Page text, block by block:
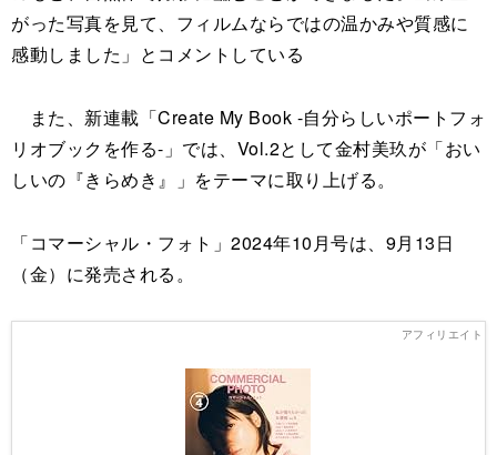
がった写真を見て、フィルムならではの温かみや質感に
感動しました」とコメントしている
また、新連載「Create My Book -自分らしいポートフォ
リオブックを作る-」では、Vol.2として金村美玖が「おい
しいの『きらめき』」をテーマに取り上げる。
「コマーシャル・フォト」2024年10月号は、9月13日
（金）に発売される。